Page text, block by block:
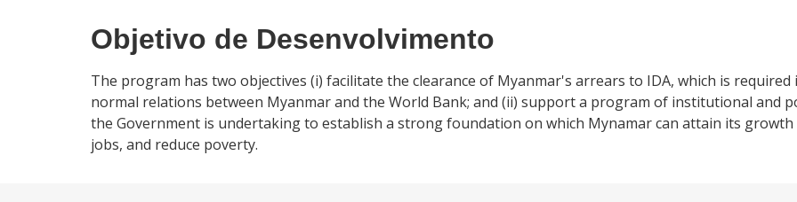
Objetivo de Desenvolvimento
The program has two objectives (i) facilitate the clearance of Myanmar's arrears to IDA, which is
normal relations between Myanmar and the World Bank; and (ii) support a program of institutional and
the Government is undertaking to establish a strong foundation on which Mynamar can attain its
jobs, and reduce poverty.